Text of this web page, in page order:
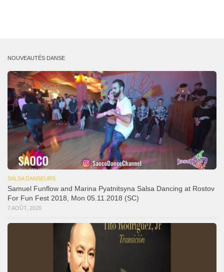
NOUVEAUTÉS DANSE
SALSA DANSEURS
Samuel Funflow and Marina Pyatnitsyna Salsa Dancing at Rostov
For Fun Fest 2018, Mon 05.11.2018 (SC)
7 AOÛT, 2026